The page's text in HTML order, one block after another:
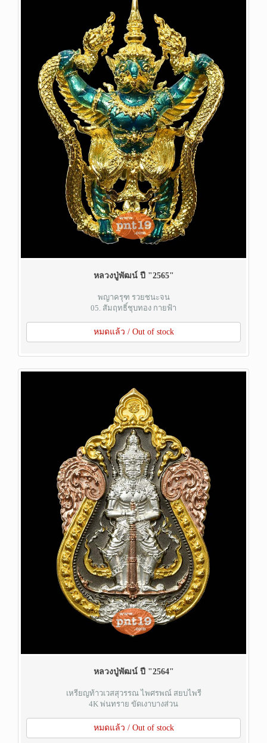
หลวงปู่พัฒน์ ปี "2565"
พญาครุฑ รวยชนะจน
05. สัมฤทธิ์ชุบทอง กายฟ้า
หมดแล้ว / Out of stock
หลวงปู่พัฒน์ ปี "2564"
เหรียญท้าวเวสสุวรรณ ไพศรพณ์ สยบไพรี
4K พ่นทราย ขัดเงาบางส่วน
หมดแล้ว / Out of stock